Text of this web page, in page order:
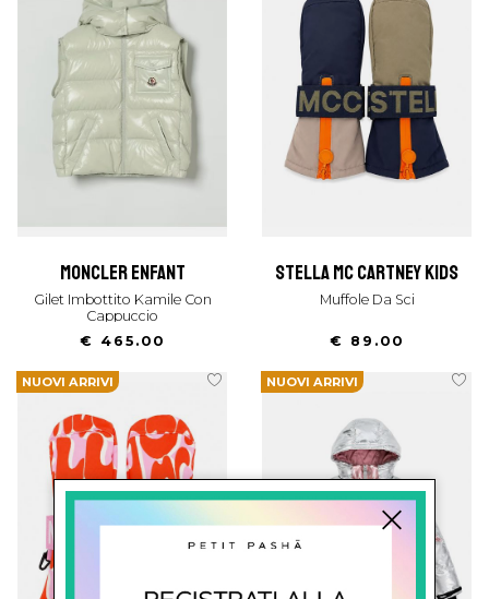
moncler enfant
Gilet Imbottito Kamile Con
Cappuccio
€ 465.00
stella mc cartney kids
Muffole Da Sci
€ 89.00
NUOVI ARRIVI NUOVI ARRIVI